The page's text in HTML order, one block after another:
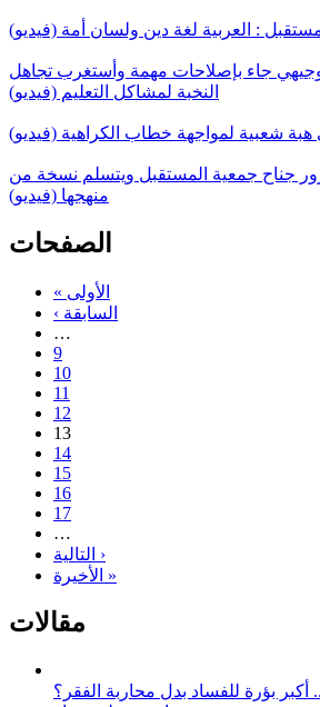
: العربية لغة دين ولسان أمة (فيديو)
جاء بإصلاحات مهمة وأستغرب تجاهل
النخبة لمشاكل التعليم (فيديو)
هبة شعبية لمواجهة خطاب الكراهية (فيديو)
جناح جمعية المستقبل ويتسلم نسخة من
منهجها (فيديو)
الصفحات
« الأولى
‹ السابقة
…
9
10
11
12
13
14
15
16
17
…
التالية ›
الأخيرة »
مقالات
بؤرة للفساد بدل محاربة الفقر؟